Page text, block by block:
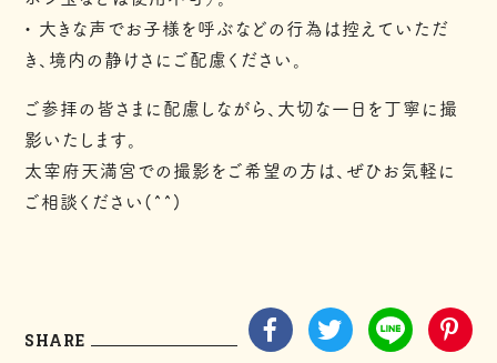
• 大きな声でお子様を呼ぶなどの行為は控えていただ
き、境内の静けさにご配慮ください。
ご参拝の皆さまに配慮しながら、大切な一日を丁寧に撮
影いたします。
太宰府天満宮での撮影をご希望の方は、ぜひお気軽に
ご相談ください(^^)
SHARE